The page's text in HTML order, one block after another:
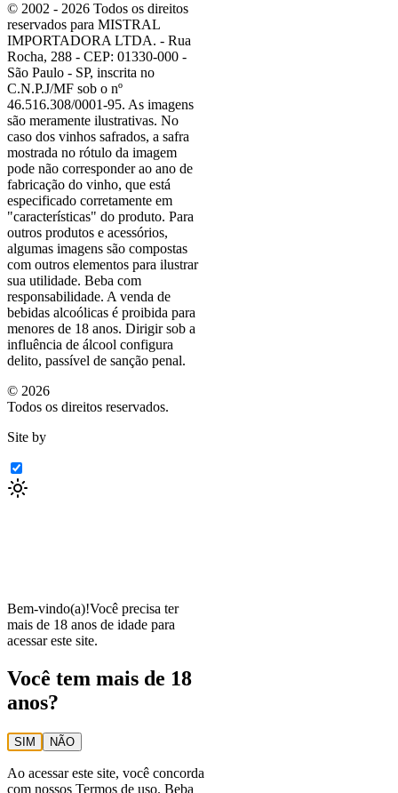
© 2002 - 2026 Todos os direitos
reservados para MISTRAL
IMPORTADORA LTDA. - Rua
Rocha, 288 - CEP: 01330-000 -
São Paulo - SP, inscrita no
C.N.P.J/MF sob o nº
46.516.308/0001-95. As imagens
são meramente ilustrativas. No
caso dos vinhos safrados, a safra
mostrada no rótulo da imagem
pode não corresponder ao ano de
fabricação do vinho, que está
especificado corretamente em
"características" do produto. Para
outros produtos e acessórios,
algumas imagens são compostas
com outros elementos para ilustrar
sua utilidade. Beba com
responsabilidade. A venda de
bebidas alcoólicas é proibida para
menores de 18 anos. Dirigir sob a
influência de álcool configura
delito, passível de sanção penal.
© 2026
Todos os direitos reservados.
Site by
Bem-vindo(a)!Você precisa ter
mais de 18 anos de idade para
acessar este site.
Você tem mais de 18
anos?
SIM NÃO
Ao acessar este site, você concorda
com nossos Termos de uso. Beba